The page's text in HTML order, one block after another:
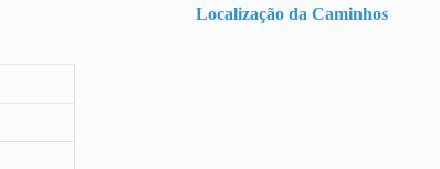
Localização da Caminhos